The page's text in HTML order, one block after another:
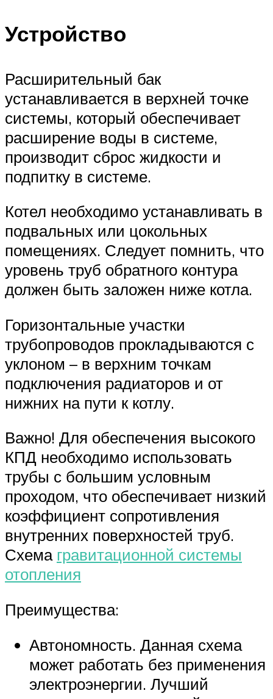
Устройство
Расширительный бак
устанавливается в верхней точке
системы, который обеспечивает
расширение воды в системе,
производит сброс жидкости и
подпитку в системе.
Котел необходимо устанавливать в
подвальных или цокольных
помещениях. Следует помнить, что
уровень труб обратного контура
должен быть заложен ниже котла.
Горизонтальные участки
трубопроводов прокладываются с
уклоном – в верхним точкам
подключения радиаторов и от
нижних на пути к котлу.
Важно! Для обеспечения высокого
КПД необходимо использовать
трубы с большим условным
проходом, что обеспечивает низкий
коэффициент сопротивления
внутренних поверхностей труб.
Схема гравитационной системы
отопления
Преимущества:
Автономность. Данная схема
может работать без применения
электроэнергии. Лучший